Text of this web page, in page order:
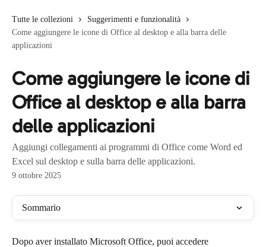
Tutte le collezioni
Suggerimenti e funzionalità
Come aggiungere le icone di Office al desktop e alla barra delle
applicazioni
Come aggiungere le icone di
Office al desktop e alla barra
delle applicazioni
Aggiungi collegamenti ai programmi di Office come Word ed
Excel sul desktop e sulla barra delle applicazioni.
9 ottobre 2025
Sommario
Dopo aver installato Microsoft Office, puoi accedere